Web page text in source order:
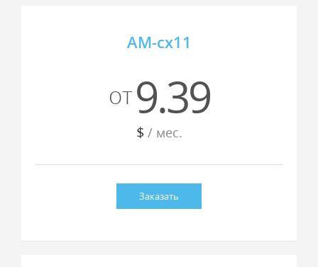
AM-cx11
от9.39
$ / мес.
Заказать